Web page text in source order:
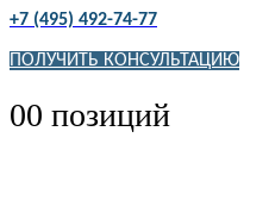
+7 (495) 492-74-77
ПОЛУЧИТЬ КОНСУЛЬТАЦИЮ
00 позиций